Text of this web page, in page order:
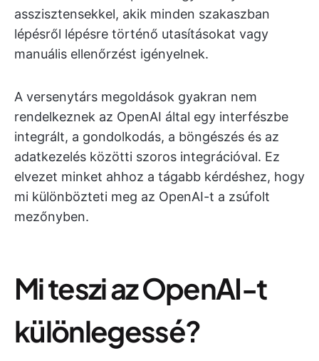
asszisztensekkel, akik minden szakaszban
lépésről lépésre történő utasításokat vagy
manuális ellenőrzést igényelnek.
A versenytárs megoldások gyakran nem
rendelkeznek az OpenAI által egy interfészbe
integrált, a gondolkodás, a böngészés és az
adatkezelés közötti szoros integrációval. Ez
elvezet minket ahhoz a tágabb kérdéshez, hogy
mi különbözteti meg az OpenAI-t a zsúfolt
mezőnyben.
Mi teszi az OpenAI-t
különlegessé?